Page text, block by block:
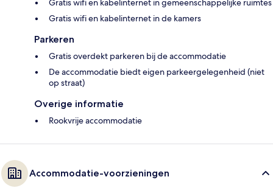
Gratis wifi en kabelinternet in gemeenschappelijke ruimtes
Gratis wifi en kabelinternet in de kamers
Parkeren
Gratis overdekt parkeren bij de accommodatie
De accommodatie biedt eigen parkeergelegenheid (niet
op straat)
Overige informatie
Rookvrije accommodatie
Accommodatie-voorzieningen